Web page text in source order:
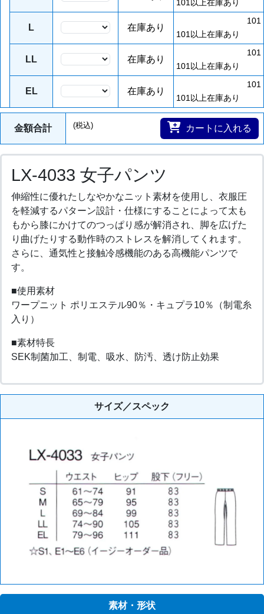
101以上在庫あり
L 在庫あり
101
101以上在庫あり
LL 在庫あり
101
101以上在庫あり
EL 在庫あり
101
101以上在庫あり
金額合計 (税込) カートに入れる
LX-4033 女子パンツ
伸縮性に優れたしなやかなニット素材を使用し、衣服圧
を軽減するパターン設計・仕様にすることによって太も
もから膝にかけてのつっぱり感が解消され、脚を広げた
り曲げたりする動作時のストレスを解消してくれます。
さらに、通気性と接触冷感機能のある高機能パンツで
す。
■使用素材
ワープニット ポリエステル90％・キュプラ10％（制電糸
入り）
■素材特長
SEK制菌加工、制電、吸水、防汚、透け防止効果
サイズ／スペック
素材・形状